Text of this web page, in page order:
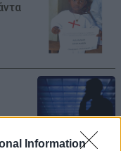
Information